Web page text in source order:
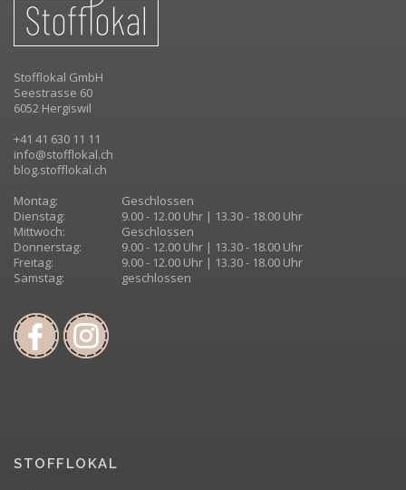
Stofflokal GmbH
Seestrasse 60
6052 Hergiswil
+41 41 630 11 11
info@stofflokal.ch
blog.stofflokal.ch
Montag:
Geschlossen
Dienstag:
9.00 - 12.00 Uhr | 13.30 - 18.00 Uhr
Mittwoch:
Geschlossen
Donnerstag:
9.00 - 12.00 Uhr | 13.30 - 18.00 Uhr
Freitag:
9.00 - 12.00 Uhr | 13.30 - 18.00 Uhr
Samstag:
geschlossen
STOFFLOKAL